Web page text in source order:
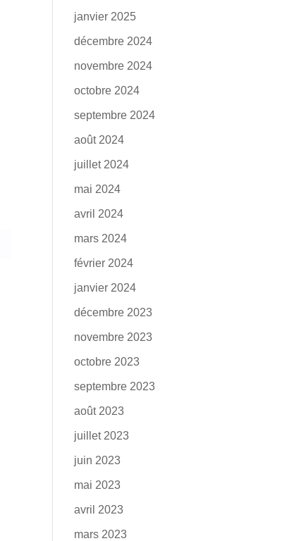
janvier 2025
décembre 2024
novembre 2024
octobre 2024
septembre 2024
août 2024
juillet 2024
mai 2024
avril 2024
mars 2024
février 2024
janvier 2024
décembre 2023
novembre 2023
octobre 2023
septembre 2023
août 2023
juillet 2023
juin 2023
mai 2023
avril 2023
mars 2023